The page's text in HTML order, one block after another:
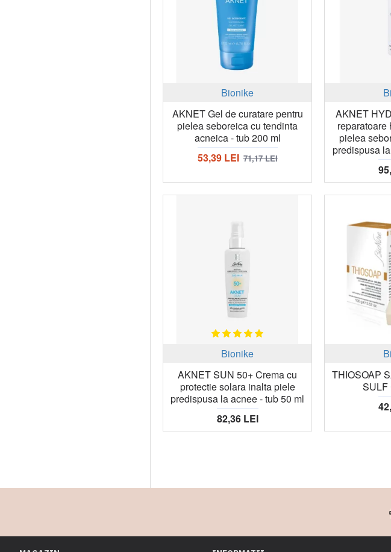
Bionike
AKNET Gel de curatare pentru
pielea seboreica cu tendinta
acneica - tub 200 ml
53,39 LEI 71,17 LEI
AKNET
reparatoare
pielea
predispusa
Bionike
AKNET SUN 50+ Crema cu
protectie solara inalta piele
predispusa la acnee - tub 50 ml
82,36 LEI
THIOSOAP
SULF